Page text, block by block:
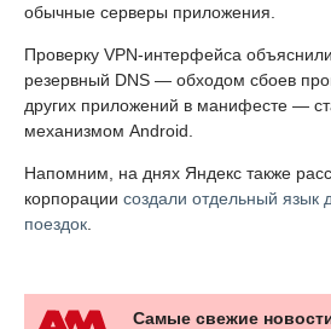
обычные серверы приложения.
Проверку VPN-интерфейса объяснили
резервный DNS — обходом сбоев
других приложений в манифесте —
механизмом Android.
Напомним, на днях Яндекс также
корпорации создали отдельный язык
поездок
Самые свежие